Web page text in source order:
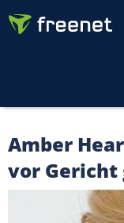
Amber
vor Gericht